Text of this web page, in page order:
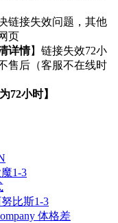
链接失效问题，其他
页
详情】链接失效72小
售后（客服不在线时
72小时】
1-3
比斯1-3
体格差